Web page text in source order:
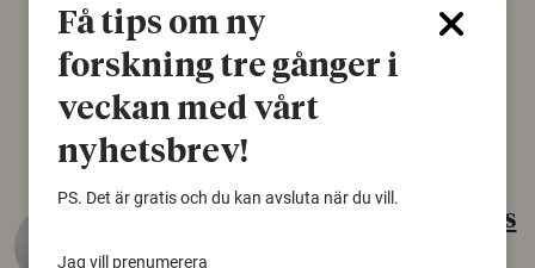
för rysk desinformation. Det visar en studie
från Försvarshögskolan med deltagare i fyra
europeiska länder.
Säkerhetspolitik
Gammalt skinn var Sveriges
äldsta sko
Få tips om ny
forskning tre gånger i
veckan med vårt
nyhetsbrev!
PS. Det är gratis och du kan avsluta när du vill.
Jag vill prenumerera